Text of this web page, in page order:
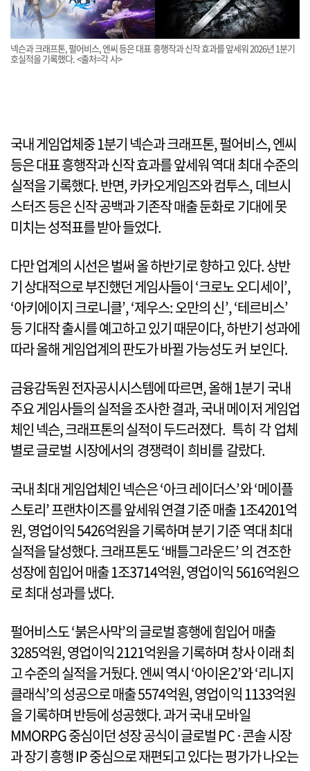
넥슨과 크래프톤, 펄어비스, 엔씨 등은 대표 흥행작과 신작 효과를 앞세워 2026년 1분기
호실적을 기록했다. <출처=각 사>
국내 게임업체중 1분기 넥슨과 크래프톤, 펄어비스, 엔씨
등은 대표 흥행작과 신작 효과를 앞세워 역대 최대 수준의
실적을 기록했다. 반면, 카카오게임즈와 컴투스, 데브시
스터즈 등은 신작 공백과 기존작 매출 둔화로 기대에 못
미치는 성적표를 받아 들었다.
다만 업계의 시선은 벌써 올 하반기로 향하고 있다. 상반
기 상대적으로 부진했던 게임사들이 ‘크로노 오디세이’,
‘아키에이지 크로니클’, ‘제우스: 오만의 신’, ‘테르비스’
등 기대작 출시를 예고하고 있기 때문이다, 하반기 성과에
따라 올해 게임업계의 판도가 바뀔 가능성도 커 보인다.
금융감독원 전자공시시스템에 따르면, 올해 1분기 국내
주요 게임사들의 실적을 조사한 결과, 국내 메이저 게임업
체인 넥슨, 크래프톤의 실적이 두드러졌다. 특히 각 업체
별로 글로벌 시장에서의 경쟁력이 희비를 갈랐다.
국내 최대 게임업체인 넥슨은 ‘아크 레이더스’와 ‘메이플
스토리’ 프랜차이즈를 앞세워 연결 기준 매출 1조4201억
원, 영업이익 5426억원을 기록하며 분기 기준 역대 최대
실적을 달성했다. 크래프톤도 ‘배틀그라운드’ 의 견조한
성장에 힘입어 매출 1조3714억원, 영업이익 5616억원으
로 최대 성과를 냈다.
펄어비스도 ‘붉은사막’의 글로벌 흥행에 힘입어 매출
3285억원, 영업이익 2121억원을 기록하며 창사 이래 최
고 수준의 실적을 거뒀다. 엔씨 역시 ‘아이온2’와 ‘리니지
클래식’의 성공으로 매출 5574억원, 영업이익 1133억원
을 기록하며 반등에 성공했다. 과거 국내 모바일
MMORPG 중심이던 성장 공식이 글로벌 PC·콘솔 시장
과 장기 흥행 IP 중심으로 재편되고 있다는 평가가 나오는